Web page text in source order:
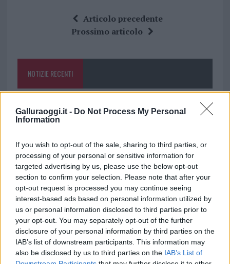
Galluraoggi.it - Do Not Process My Personal
Information
If you wish to opt-out of the sale, sharing to third parties, or
processing of your personal or sensitive information for
targeted advertising by us, please use the below opt-out
section to confirm your selection. Please note that after your
opt-out request is processed you may continue seeing
interest-based ads based on personal information utilized by
us or personal information disclosed to third parties prior to
your opt-out. You may separately opt-out of the further
disclosure of your personal information by third parties on the
IAB’s list of downstream participants. This information may
also be disclosed by us to third parties on the IAB’s List of
o
k
te
re
at
s
p
a
re
Articolo precedente
Prossimo articolo
NOTIZIE RECENTI
Nuovo sportello rifiuti a Palau, una svolta per gli
utenti
Migliori agenzie per l’Attestazione SOA in Italia:
lista delle 4 realtà più efficienti nella g…
“Sul filo del discorso”: sold out ad Olbia per il
reading su Atzeni
La Maddalena, festa per i 30 anni del Diving
center di Tegge